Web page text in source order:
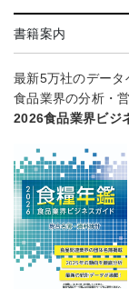
書籍案内
最新5万社のデータ
食品業界の分析・
2026食品業界ビジ